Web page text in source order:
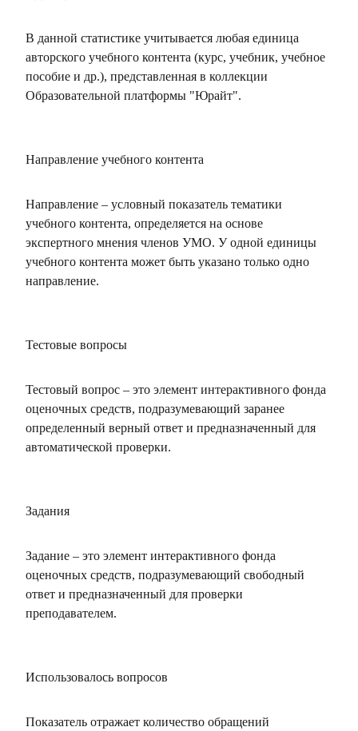
В данной статистике учитывается любая единица
авторского учебного контента (курс, учебник, учебное
пособие и др.), представленная в коллекции
Образовательной платформы "Юрайт".
Направление учебного контента
Направление – условный показатель тематики
учебного контента, определяется на основе
экспертного мнения членов УМО. У одной единицы
учебного контента может быть указано только одно
направление.
Тестовые вопросы
Тестовый вопрос – это элемент интерактивного фонда
оценочных средств, подразумевающий заранее
определенный верный ответ и предназначенный для
автоматической проверки.
Задания
Задание – это элемент интерактивного фонда
оценочных средств, подразумевающий свободный
ответ и предназначенный для проверки
преподавателем.
Использовалось вопросов
Показатель отражает количество обращений